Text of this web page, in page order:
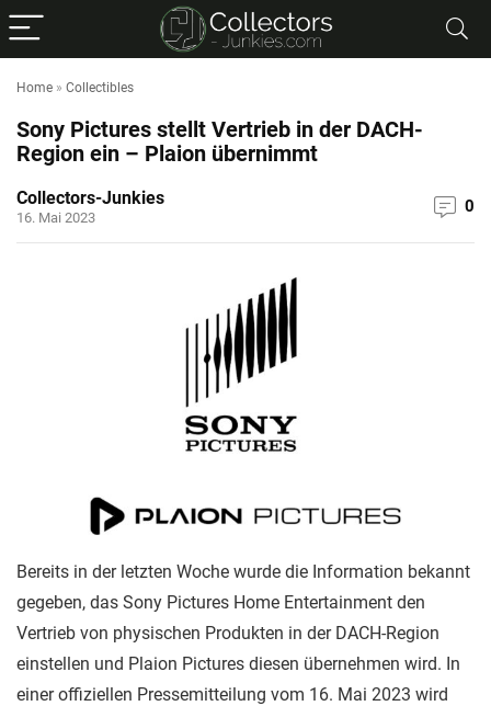
Home » Collectibles
Sony Pictures stellt Vertrieb in der DACH-
Region ein – Plaion übernimmt
Collectors-Junkies
16. Mai 2023
0
Bereits in der letzten Woche wurde die Information bekannt
gegeben, das Sony Pictures Home Entertainment den
Vertrieb von physischen Produkten in der DACH-Region
einstellen und Plaion Pictures diesen übernehmen wird. In
einer offiziellen Pressemitteilung vom 16. Mai 2023 wird